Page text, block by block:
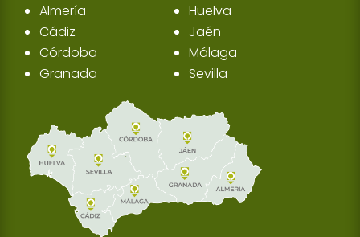
Almería
Cádiz
Córdoba
Granada
Huelva
Jaén
Málaga
Sevilla